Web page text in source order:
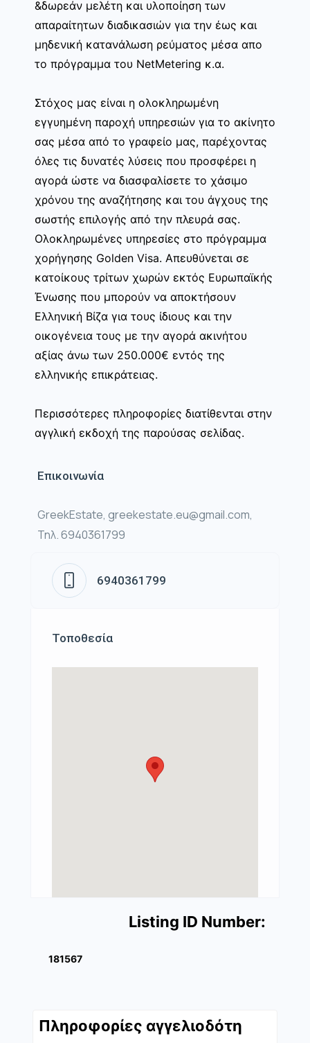
&δωρεάν μελέτη και υλοποίηση των
απαραίτητων διαδικασιών για την έως και
μηδενική κατανάλωση ρεύματος μέσα απο
το πρόγραμμα του NetMetering κ.α.
Στόχος μας είναι η ολοκληρωμένη
εγγυημένη παροχή υπηρεσιών για το ακίνητο
σας μέσα από το γραφείο μας, παρέχοντας
όλες τις δυνατές λύσεις που προσφέρει η
αγορά ώστε να διασφαλίσετε το χάσιμο
χρόνου της αναζήτησης και του άγχους της
σωστής επιλογής από την πλευρά σας.
Ολοκληρωμένες υπηρεσίες στο πρόγραμμα
χορήγησης Golden Visa. Απευθύνεται σε
κατοίκους τρίτων χωρών εκτός Ευρωπαϊκής
Ένωσης που μπορούν να αποκτήσουν
Ελληνική Βίζα για τους ίδιους και την
οικογένεια τους με την αγορά ακινήτου
αξίας άνω των 250.000€ εντός της
ελληνικής επικράτειας.
Περισσότερες πληροφορίες διατίθενται στην
αγγλική εκδοχή της παρούσας σελίδας.
Επικοινωνία
GreekEstate, greekestate.eu@gmail.com,
Τηλ. 6940361799
6940361799
Τοποθεσία
Listing ID Number:
181567
Πληροφορίες αγγελιοδότη